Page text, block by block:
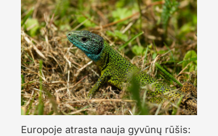
Europoje atrasta nauja gyvūnų rūšis: